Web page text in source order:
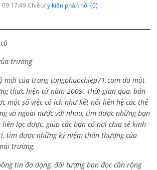
09:17:49 Chiều/ý kiến phản hồi (0)
trường
mới của trang tongphuochiep71.com do một
thực hiện từ năm 2009. Thời gian qua, bản
một số việc có ích như kết nối liên hệ các thế
và ngoài nước với nhau, tìm được những bạn
lạc được, giúp các bạn có nơi chia sẻ kinh
tìm được những kỷ niệm thân thương của
trường.
tin đa dạng, đối tượng bạn đọc cần rộng